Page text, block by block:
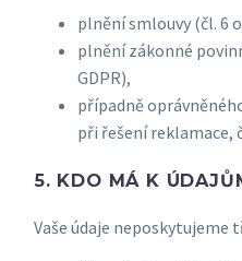
plnění smlouvy (čl. 6
plnění zákonné
GDPR),
případně
při řešení reklamace,
5. KDO MÁ K
Vaše údaje